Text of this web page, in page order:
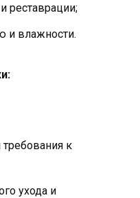
реставрации;
и влажности.
к
ухода и